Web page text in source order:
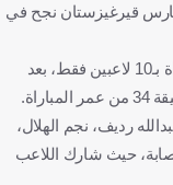
قيرغيزستان نجح في
وخاض منتخب قيرغيزستان الجزء الأكبر من المباراة بـ10 لاعبين فقط، بعد
رديف، نجم الهلال،
للإصابة، حيث شارك اللاعب